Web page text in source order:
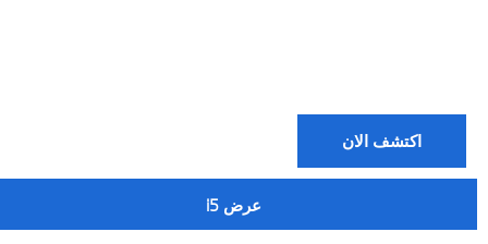
اكتشف الان
عرض i5